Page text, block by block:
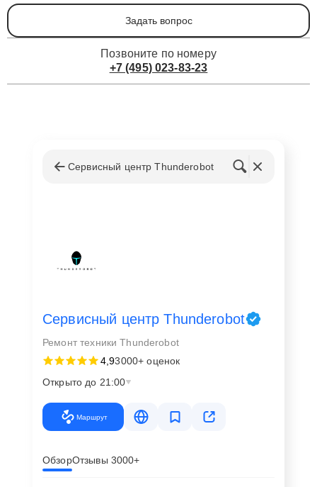
Задать вопрос
Позвоните по номеру
+7 (495) 023-83-23
Сервисный центр Thunderobot
Сервисный центр Thunderobot
Ремонт техники Thunderobot
4,93000+ оценок
Открыто до 21:00
Маршрут
ОбзорОтзывы 3000+